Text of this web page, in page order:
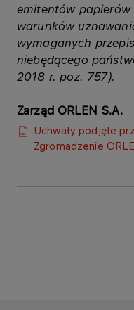
emitentów
warunków
wymaganych
niebędącego
2018 r. poz. 757).
Zarząd ORLEN S.A.
Uchwały podjęte
Zgromadzenie